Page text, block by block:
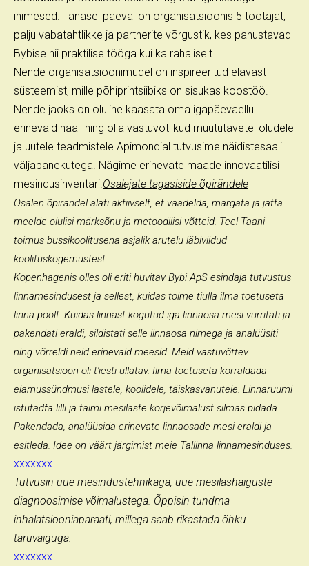
inimesed. Tänasel päeval on organisatsioonis 5 töötajat,
palju vabatahtlikke ja partnerite võrgustik, kes panustavad
Bybise nii praktilise tööga kui ka rahaliselt.
Nende organisatsioonimudel on inspireeritud elavast
süsteemist, mille põhiprintsiibiks on sisukas koostöö.
Nende jaoks on oluline kaasata oma igapäevaellu
erinevaid hääli ning olla vastuvõtlikud muututavetel oludele
ja uutele teadmistele.Apimondial tutvusime näidistesaali
väljapanekutega. Nägime erinevate maade innovaatilisi
mesindusinventari.Osalejate tagasiside õpirändele
Osalen õpirändel alati aktiivselt, et vaadelda, märgata ja jätta
meelde olulisi märksõnu ja metoodilisi võtteid. Teel Taani
toimus bussikoolitusena asjalik arutelu läbiviidud
koolituskogemustest.
Kopenhagenis olles oli eriti huvitav Bybi ApS esindaja tutvustus
linnamesindusest ja sellest, kuidas toime tiulla ilma toetuseta
linna poolt. Kuidas linnast kogutud iga linnaosa mesi vurritati ja
pakendati eraldi, sildistati selle linnaosa nimega ja analüüsiti
ning võrreldi neid erinevaid meesid. Meid vastuvõttev
organisatsioon oli t'iesti üllatav. Ilma toetuseta korraldada
elamussündmusi lastele, koolidele, täiskasvanutele. Linnaruumi
istutadfa lilli ja taimi mesilaste korjevõimalust silmas pidada.
Pakendada, analüüsida erinevate linnaosade mesi eraldi ja
esitleda. Idee on väärt järgimist meie Tallinna linnamesinduses.
xxxxxxx
Tutvusin uue mesindustehnikaga, uue mesilashaiguste
diagnoosimise võimalustega. Õppisin tundma
inhalatsiooniaparaati, millega saab rikastada õhku
taruvaiguga.
xxxxxxx